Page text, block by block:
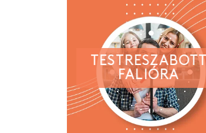
TESTRESZABOTT
FALIÓRA